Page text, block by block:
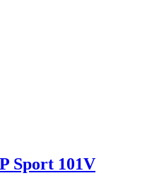
Sport 101V